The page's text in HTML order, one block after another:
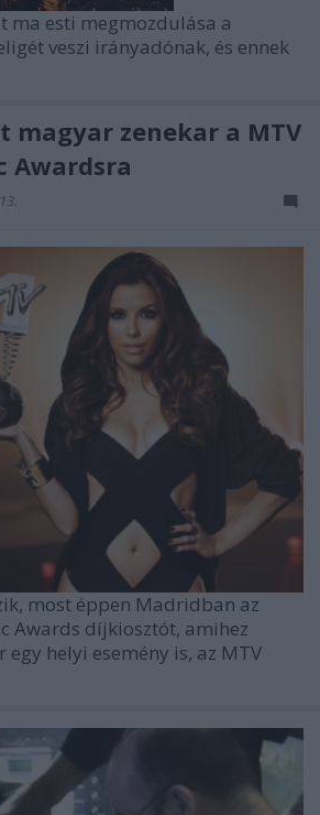
ma esti megmozdulása a
veszi irányadónak, és ennek
magyar zenekar a MTV
Awardsra
most éppen Madridban az
Awards díjkiosztót, amihez
helyi esemény is, az MTV